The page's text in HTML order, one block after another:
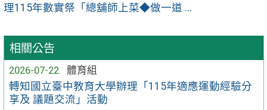
相關公告
2026-07-22
體育組
轉知國立臺中教育大學辦理「115年適應運動經驗分
享及 議題交流」活動
理115年數實祭「總舖師上菜◆做一道 ...